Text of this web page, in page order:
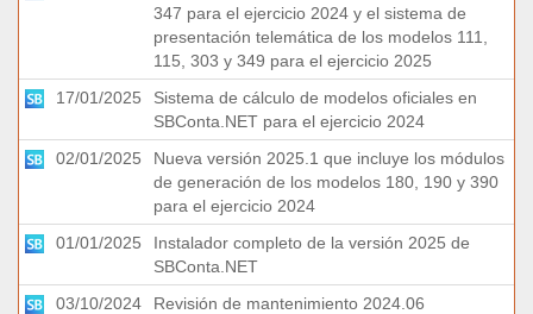
347 para el ejercicio 2024 y el sistema de
presentación telemática de los modelos 111,
115, 303 y 349 para el ejercicio 2025
17/01/2025
Sistema de cálculo de modelos oficiales en
SBConta.NET para el ejercicio 2024
02/01/2025
Nueva versión 2025.1 que incluye los módulos
de generación de los modelos 180, 190 y 390
para el ejercicio 2024
01/01/2025
Instalador completo de la versión 2025 de
SBConta.NET
03/10/2024
Revisión de mantenimiento 2024.06